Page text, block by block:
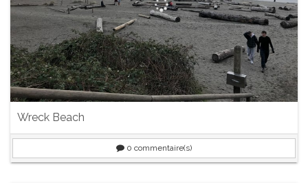
Wreck Beach
0 commentaire(s)